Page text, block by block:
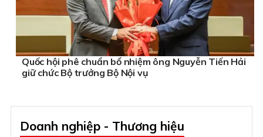
Quốc hội phê chuẩn bổ nhiệm ông Nguyễn Tiến Hải
giữ chức Bộ trưởng Bộ Nội vụ
Doanh nghiệp - Thương hiệu